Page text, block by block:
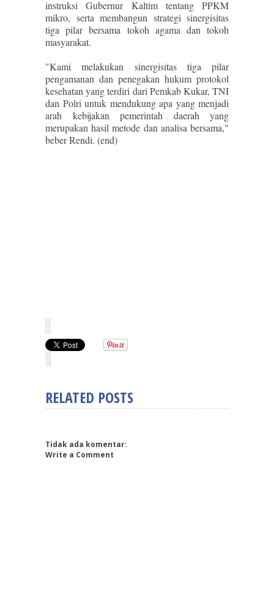
instruksi Gubernur Kaltim tentang PPKM
mikro, serta membangun strategi sinergisitas
tiga pilar bersama tokoh agama dan tokoh
masyarakat.
"Kami melakukan sinergisitas tiga pilar
pengamanan dan penegakan hukum protokol
kesehatan yang terdiri dari Pemkab Kukar, TNI
dan Polri untuk mendukung apa yang menjadi
arah kebijakan pemerintah daerah yang
merupakan hasil metode dan analisa bersama,"
beber Rendi. (end)
RELATED POSTS
Tidak ada komentar:
Write a Comment